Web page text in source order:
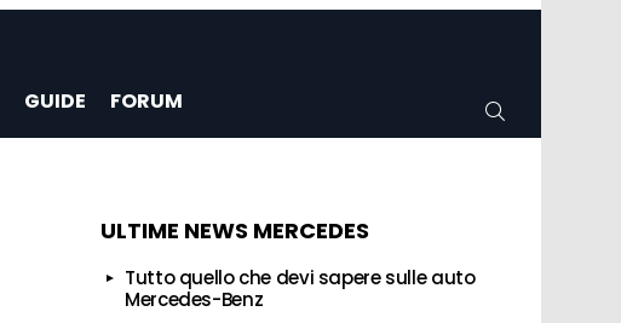
GUIDE FORUM
ULTIME NEWS MERCEDES
Tutto quello che devi sapere sulle auto
Mercedes-Benz